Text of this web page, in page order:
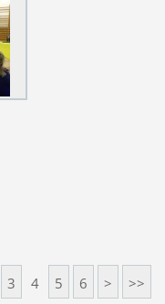
3 4 5 6 > >>